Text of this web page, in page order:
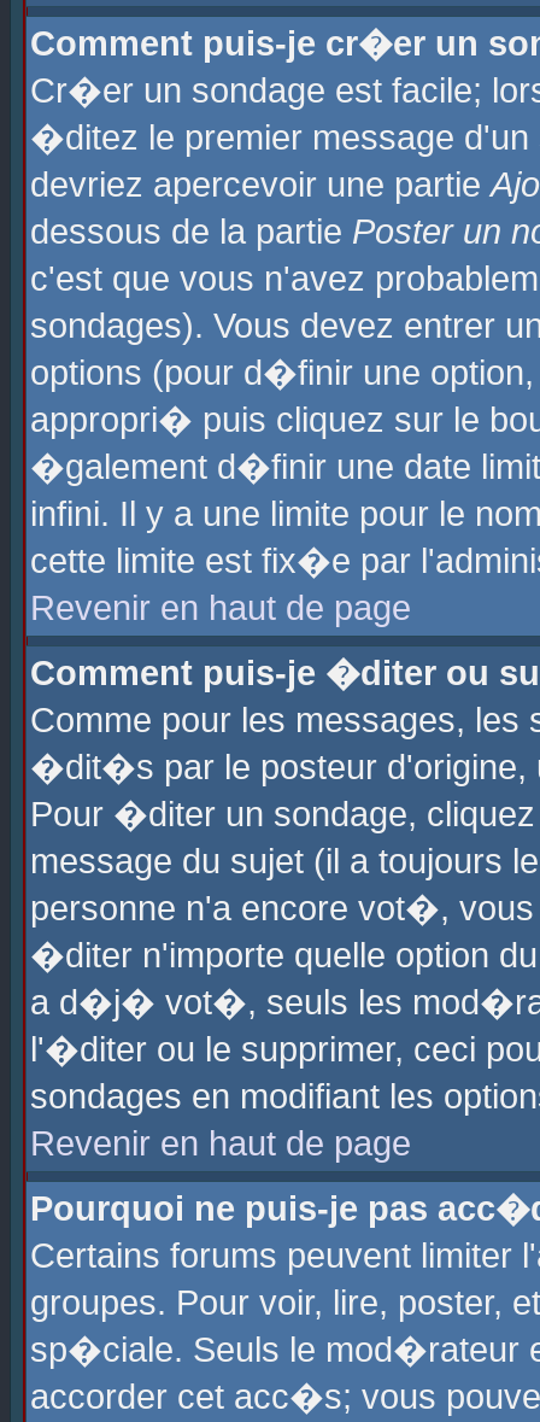
Comment puis-je cr�er un
Cr�er un sondage est facile;
�ditez le premier message
devriez apercevoir une partie
dessous de la partie Poster un
c'est que vous n'avez
sondages). Vous devez entrer
options (pour d�finir une
appropri� puis cliquez sur le
�galement d�finir une date
infini. Il y a une limite pour le
cette limite est fix�e par
Revenir en haut de page
Comment puis-je �diter ou
Comme pour les messages,
�dit�s par le posteur d'origine,
Pour �diter un sondage,
message du sujet (il a toujours
personne n'a encore vot�,
�diter n'importe quelle option
a d�j� vot�, seuls les
l'�diter ou le supprimer, ceci
sondages en modifiant les
Revenir en haut de page
Pourquoi ne puis-je pas
Certains forums peuvent
groupes. Pour voir, lire, poster,
sp�ciale. Seuls le mod�rateur
accorder cet acc�s; vous